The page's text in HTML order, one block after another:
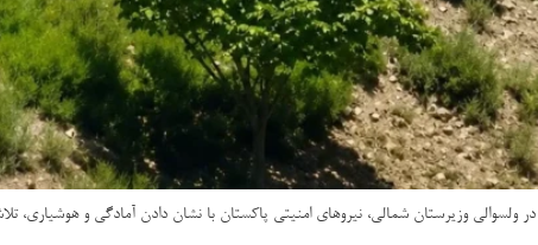
در ولسوالی وزیرستان شمالی، نیروهای امنیتی پاکستان با نشان دادن آمادگی و